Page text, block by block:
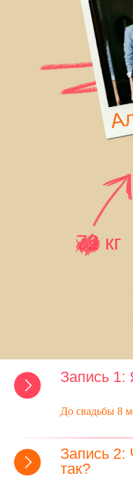
72 кг
Запись 1:
До свадьбы 8
Запись 2:
так?